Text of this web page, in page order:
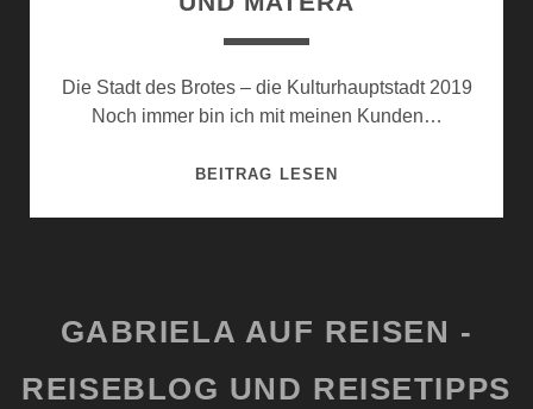
Die Stadt des Brotes – die Kulturhauptstadt 2019
Noch immer bin ich mit meinen Kunden…
BEITRAG LESENIN
GABRIELA AUF REISEN -
REISEBLOG UND REISETIPPS